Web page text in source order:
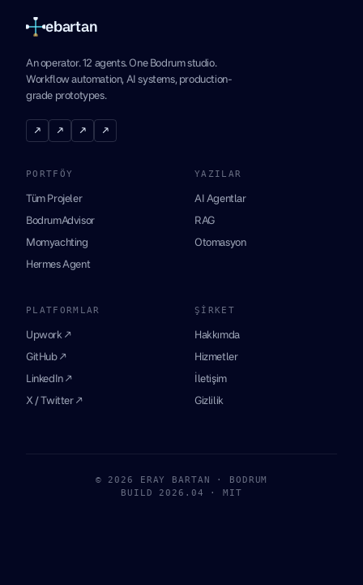
ebartan
An operator. 12 agents. One Bodrum studio.
Workflow automation, AI systems, production-
grade prototypes.
↗ ↗ ↗ ↗
PORTFÖY
Tüm Projeler
BodrumAdvisor
Momyachting
Hermes Agent
YAZILAR
AI Agentlar
RAG
Otomasyon
PLATFORMLAR
Upwork ↗
GitHub ↗
LinkedIn ↗
X / Twitter ↗
ŞIRKET
Hakkımda
Hizmetler
İletişim
Gizlilik
© 2026 ERAY BARTAN · BODRUM
BUILD 2026.04 · MIT